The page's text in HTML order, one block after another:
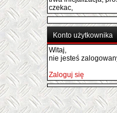
czekac,
Konto użytkownika
Witaj,
nie jesteś
Zaloguj się